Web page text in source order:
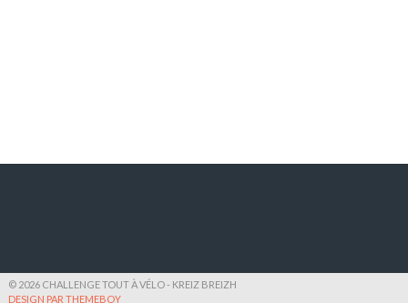
© 2026 CHALLENGE TOUT À VÉLO - KREIZ BREIZH
DESIGN PAR THEMEBOY